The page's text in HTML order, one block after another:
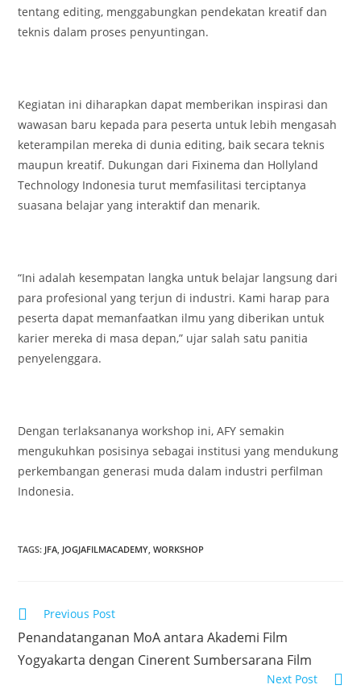
tentang editing, menggabungkan pendekatan kreatif dan
teknis dalam proses penyuntingan.
Kegiatan ini diharapkan dapat memberikan inspirasi dan
wawasan baru kepada para peserta untuk lebih mengasah
keterampilan mereka di dunia editing, baik secara teknis
maupun kreatif. Dukungan dari Fixinema dan Hollyland
Technology Indonesia turut memfasilitasi terciptanya
suasana belajar yang interaktif dan menarik.
“Ini adalah kesempatan langka untuk belajar langsung dari
para profesional yang terjun di industri. Kami harap para
peserta dapat memanfaatkan ilmu yang diberikan untuk
karier mereka di masa depan,” ujar salah satu panitia
penyelenggara.
Dengan terlaksananya workshop ini, AFY semakin
mengukuhkan posisinya sebagai institusi yang mendukung
perkembangan generasi muda dalam industri perfilman
Indonesia.
TAGS: JFA, JOGJAFILMACADEMY, WORKSHOP
Previous Post
Penandatanganan MoA antara Akademi Film
Yogyakarta dengan Cinerent Sumbersarana Film
Next Post